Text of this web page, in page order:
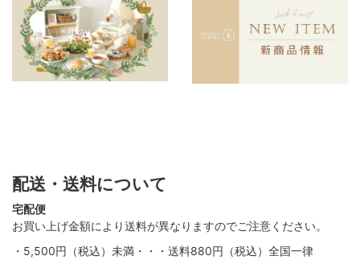
配送・送料について
宅配便
お買い上げ金額により送料が異なりますのでご注意ください。
・5,500円（税込）未満・・・送料880円（税込）全国一律